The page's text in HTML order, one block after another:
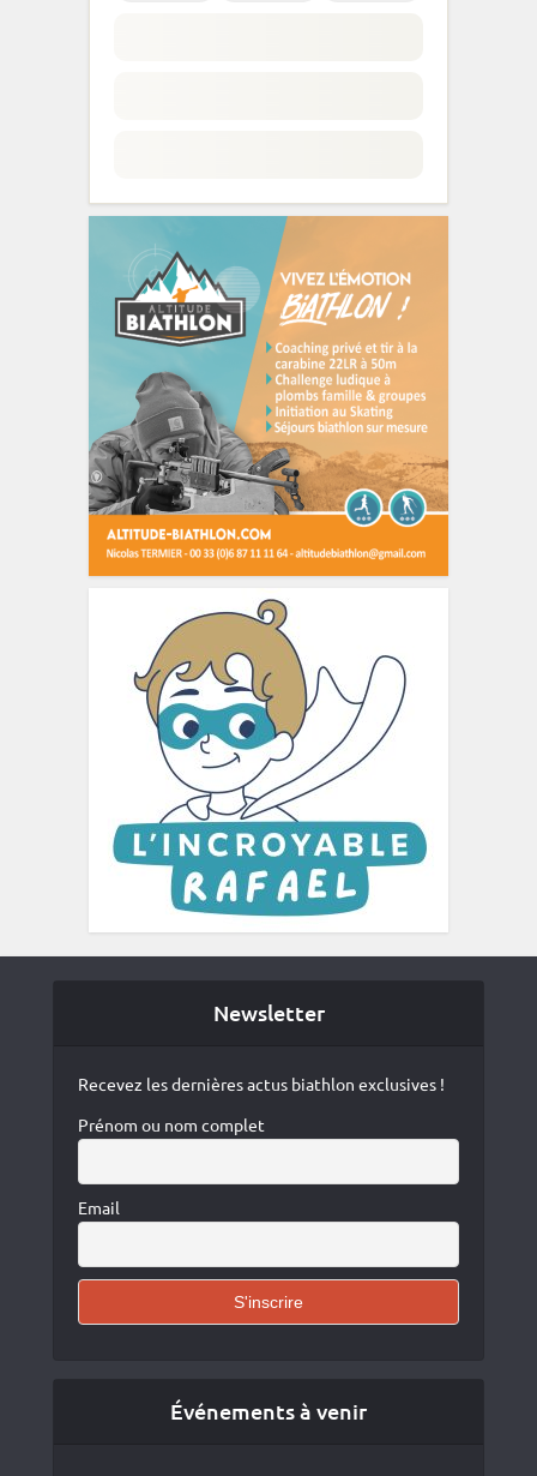
Newsletter
Recevez les dernières actus biathlon exclusives !
Prénom ou nom complet
Email
Événements à venir